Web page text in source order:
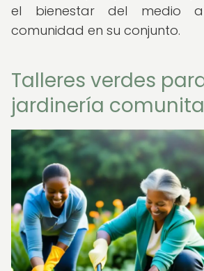
el bienestar del medio
comunidad en su conjunto.
Talleres verdes
jardinería